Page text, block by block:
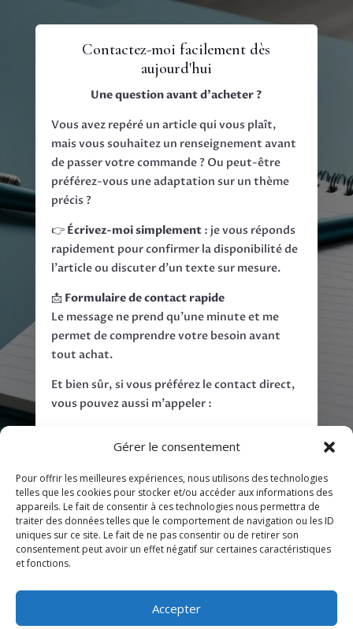
Gérer le consentement
Pour offrir les meilleures expériences, nous utilisons des technologies
telles que les cookies pour stocker et/ou accéder aux informations des
appareils. Le fait de consentir à ces technologies nous permettra de
traiter des données telles que le comportement de navigation ou les ID
uniques sur ce site. Le fait de ne pas consentir ou de retirer son
consentement peut avoir un effet négatif sur certaines caractéristiques
et fonctions.
Accepter
Contactez-moi facilement dès
aujourd'hui
Une question avant d’acheter ?
Vous avez repéré un article qui vous plaît,
mais vous souhaitez un renseignement avant
de passer votre commande ? Ou peut-être
préférez-vous une adaptation sur un thème
précis ?
👉 Écrivez-moi simplement: je vous réponds
rapidement pour confirmer la disponibilité de
l’article ou discuter d’un texte sur mesure.
📩 Formulaire de contact rapide
Le message ne prend qu’une minute et me
permet de comprendre votre besoin avant
tout achat.
Et bien sûr, si vous préférez le contact direct,
vous pouvez aussi m’appeler :
CONTACTEZ-MOI
Tarifs Écrivain public
F.A.Q.
Article invité
Législation